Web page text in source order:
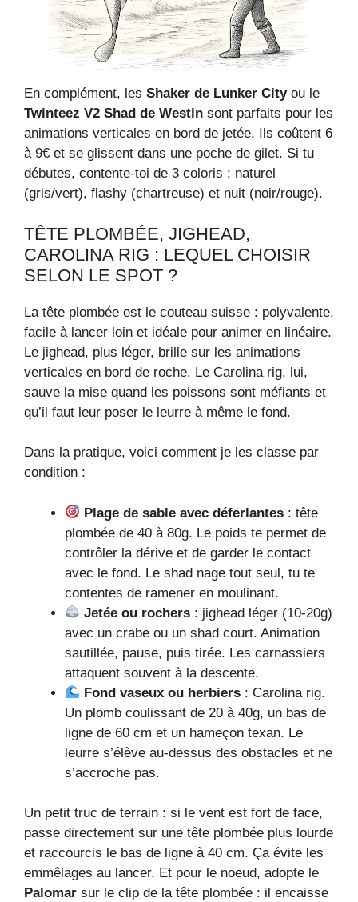
En complément, les Shaker de Lunker Cityou le
Twinteez V2 Shad de Westin sont parfaits pour les
animations verticales en bord de jetée. Ils coûtent 6
à 9€ et se glissent dans une poche de gilet. Si tu
débutes, contente-toi de 3 coloris : naturel
(gris/vert), flashy (chartreuse) et nuit (noir/rouge).
TÊTE PLOMBÉE, JIGHEAD,
CAROLINA RIG : LEQUEL CHOISIR
SELON LE SPOT ?
La tête plombée est le couteau suisse : polyvalente,
facile à lancer loin et idéale pour animer en linéaire.
Le jighead, plus léger, brille sur les animations
verticales en bord de roche. Le Carolina rig, lui,
sauve la mise quand les poissons sont méfiants et
qu’il faut leur poser le leurre à même le fond.
Dans la pratique, voici comment je les classe par
condition :
Plage de sable avec déferlantes : tête
plombée de 40 à 80g. Le poids te permet de
contrôler la dérive et de garder le contact
avec le fond. Le shad nage tout seul, tu te
contentes de ramener en moulinant.
Jetée ou rochers : jighead léger (10-20g)
avec un crabe ou un shad court. Animation
sautillée, pause, puis tirée. Les carnassiers
attaquent souvent à la descente.
Fond vaseux ou herbiers : Carolina rig.
Un plomb coulissant de 20 à 40g, un bas de
ligne de 60 cm et un hameçon texan. Le
leurre s’élève au-dessus des obstacles et ne
s’accroche pas.
Un petit truc de terrain : si le vent est fort de face,
passe directement sur une tête plombée plus lourde
et raccourcis le bas de ligne à 40 cm. Ça évite les
emmêlages au lancer. Et pour le noeud, adopte le
Palomar sur le clip de la tête plombée : il encaisse